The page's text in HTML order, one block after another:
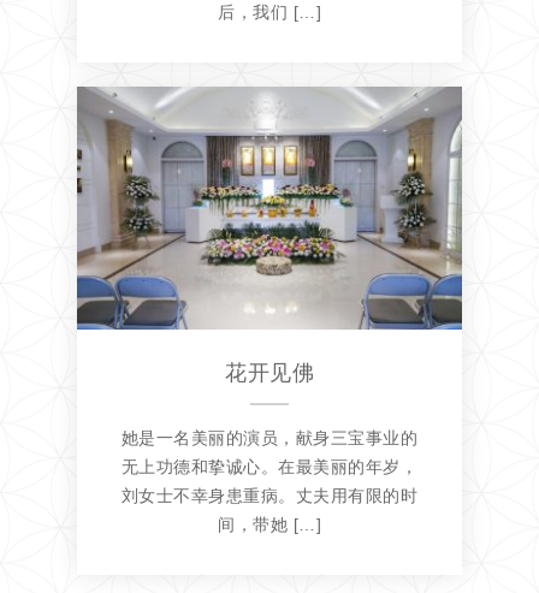
后，我们 […]
花开见佛
她是一名美丽的演员，献身三宝事业的
无上功德和挚诚心。在最美丽的年岁，
刘女士不幸身患重病。丈夫用有限的时
间，带她 […]